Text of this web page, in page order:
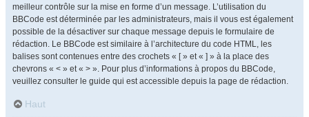
meilleur contrôle sur la mise en forme d’un message. L’utilisation du
BBCode est déterminée par les administrateurs, mais il vous est également
possible de la désactiver sur chaque message depuis le formulaire de
rédaction. Le BBCode est similaire à l’architecture du code HTML, les
balises sont contenues entre des crochets « [ » et « ] » à la place des
chevrons « < » et « > ». Pour plus d’informations à propos du BBCode,
veuillez consulter le guide qui est accessible depuis la page de rédaction.
Haut